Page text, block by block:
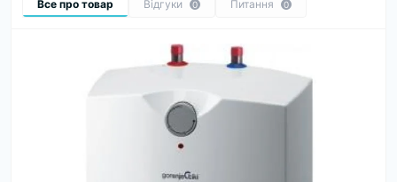
Все про товар Відгуки 0 Питання 0